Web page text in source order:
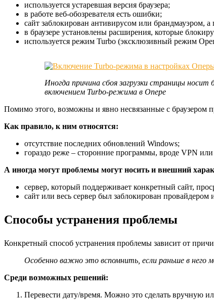
используется устаревшая версия браузера;
в работе веб-обозревателя есть ошибки;
сайт заблокирован антивирусом или брандмауэром,
в браузере установлены расширения, которые
используется режим Turbo (эксклюзивный режим
Иногда причина сбоя загрузки страницы носит
включением Turbo-режима в Опере
Помимо этого, возможны и явно несвязанные с браузером
Как правило, к ним относятся:
отсутствие последних обновлений Windows;
гораздо реже – сторонние программы, вроде VPN
А иногда могут проблемы могут носить и внешний
сервер, который поддерживает конкретный сайт,
сайт или весь сервер был заблокирован провайдером
Способы устранения проблемы
Конкретный способ устранения проблемы зависит от
Особенно важно это вспомнить, если раньше в него
Среди возможных решений:
Перевести дату/время. Можно это сделать вручную